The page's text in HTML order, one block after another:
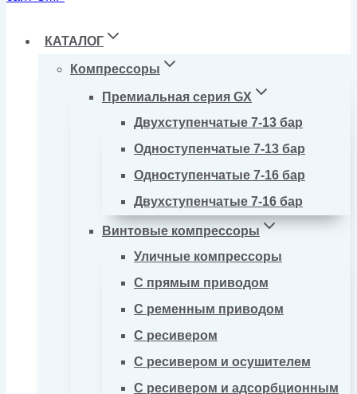
КАТАЛОГ
Компрессоры
Премиальная серия GX
Двухступенчатые 7-13 бар
Одноступенчатые 7-13 бар
Одноступенчатые 7-16 бар
Двухступенчатые 7-16 бар
Винтовые компрессоры
Уличные компрессоры
С прямым приводом
С ременным приводом
С ресивером
С ресивером и осушителем
С ресивером и адсорбционным